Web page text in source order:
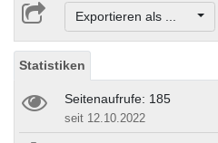
Exportieren als ...
Statistiken
Seitenaufrufe: 185
seit 12.10.2022